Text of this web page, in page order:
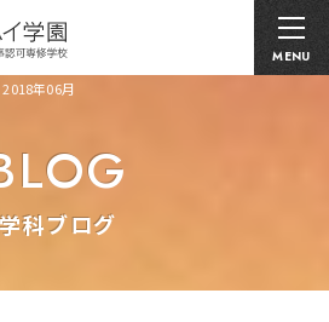
MENU
2018年06月
学科ブログ